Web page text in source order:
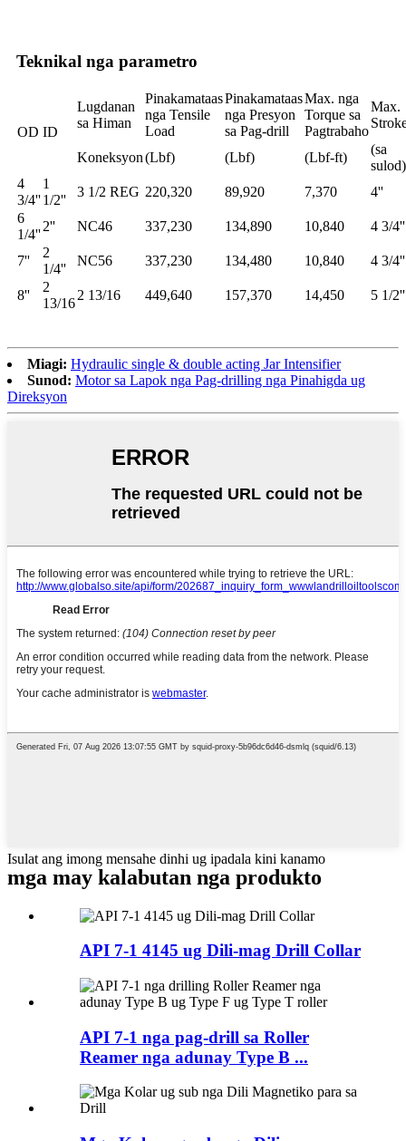
Teknikal nga parametro
OD ID
Lugdanan
sa Himan
Pinakamataas
nga Tensile
Load
Pinakamataas
nga Presyon
sa Pag-drill
Max. nga
Torque sa
Pagtrabaho
Max.
Koneksyon(Lbf) (Lbf) (Lbf-ft)
(sa
sulod)
4
3/4''
1
1/2''
3 1/2 REG 220,320 89,920 7,370
4''
6
1/4''
2'' NC46 337,230 134,890 10,840 4 3/4''
7''
2
1/4''
NC56 337,230 134,480 10,840 4 3/4''
8''
2
13/16
2 13/16 449,640 157,370 14,450 5 1/2''
Miagi: Hydraulic single & double acting Jar Intensifier
Sunod: Motor sa Lapok nga Pag-drilling nga Pinahigda ug
Direksyon
Isulat ang imong mensahe dinhi ug ipadala kini kanamo
mga may kalabutan nga produkto
API 7-1 4145 ug Dili-mag Drill Collar
API 7-1 nga pag-drill sa Roller
Reamer nga adunay Type B ...